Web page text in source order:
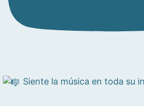
Siente la música en toda su